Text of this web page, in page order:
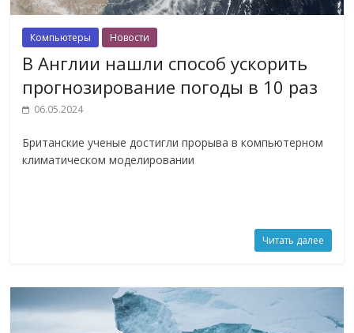
Компьютеры Новости
В Англии нашли способ ускорить
прогнозирование погоды в 10 раз
06.05.2024
Британские ученые достигли прорыва в компьютерном
климатическом моделировании
Читать далее